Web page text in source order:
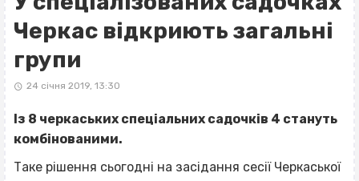
Черкас відкриють загальні
групи
24 січня 2019, 13:30
Із 8 черкаських спеціальних садочків 4 стануть
комбінованими.
Таке рішення сьогодні на засідання сесії Черкаської